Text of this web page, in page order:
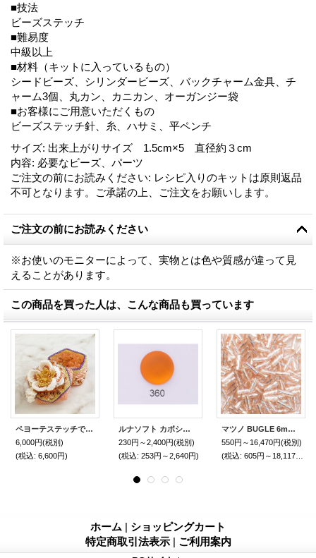
■技法
ビーズステッチ
■難易度
中級以上
■材料（キットに入っているもの）
シードビーズ、シリンダービーズ、バックチャーム金具、チ
ャーム3個、丸カン、カニカン、オーガンジー袋
■お客様にご用意いただくもの
ビーズステッチ針、糸、ハサミ、平ペンチ
サイズ: 出来上がりサイズ 1.5cm×5 直径約３cm
内容: 必要なビーズ、パーツ
ご注文の前にお読みください: レシピ入りのキットは原則返品
不可となります。ご承諾の上、ご注文をお願いします。
ご注文の前にお読みください
※お使いのモニターによって、実物とは色や質感が違って見
えることがあります。
この商品を買った人は、こんな商品も買っています
ペヨーテステッチで編むBOX〜うめ〜 by ビーズパフェ 岡本恵子
6,000円(税別)
(税込: 6,600円)
ルナソフト カボション 18・24mm マンゴー
230円～2,400円(税別)
(税込: 253円～2,640円)
マツノ BUGLE 6mm スパイラル シルバーライン レインボー
550円～16,470円(税別)
(税込: 605円～18,117円)
ホーム | ショッピングカート
特定商取引法表示 | ご利用案内